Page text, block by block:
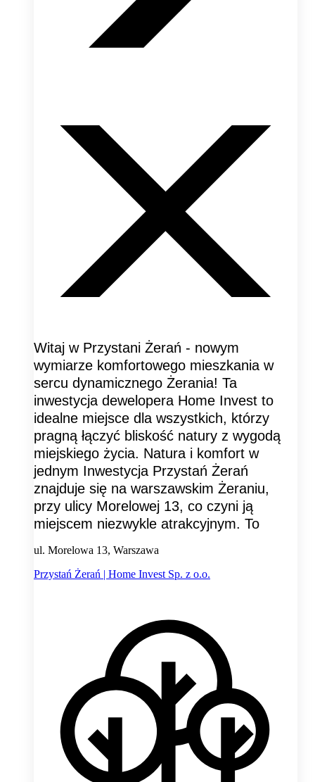
Witaj w Przystani Żerań - nowym
wymiarze komfortowego mieszkania w
sercu dynamicznego Żerania! Ta
inwestycja dewelopera Home Invest to
idealne miejsce dla wszystkich, którzy
pragną łączyć bliskość natury z wygodą
miejskiego życia. Natura i komfort w
jednym Inwestycja Przystań Żerań
znajduje się na warszawskim Żeraniu,
przy ulicy Morelowej 13, co czyni ją
miejscem niezwykle atrakcyjnym. To
ul. Morelowa 13, Warszawa
Przystań Żerań | Home Invest Sp. z o.o.